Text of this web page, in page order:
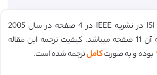
این مقاله انگلیسی ISI در نشریه IEEE در 4 صفحه در سال 2005
منتشر شده و ترجمه آن 11 صفحه میباشد. کیفیت ترجمه این مقاله
بوده و به صورتکاملترجمه شده است.